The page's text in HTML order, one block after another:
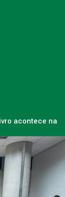
acontece na